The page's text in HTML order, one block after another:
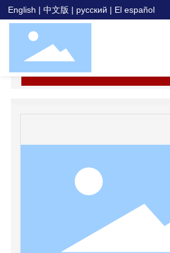
English |中文版 | русский | El español